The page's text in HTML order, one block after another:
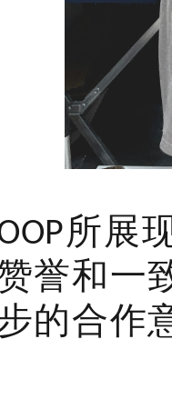
所展
誉和一
的合作